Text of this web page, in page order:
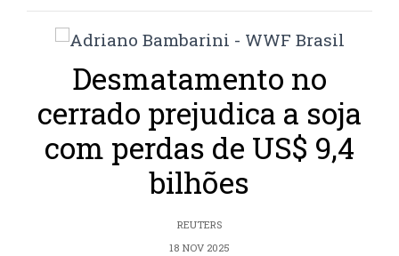
Desmatamento no
cerrado prejudica a soja
com perdas de US$ 9,4
bilhões
REUTERS
18 NOV 2025